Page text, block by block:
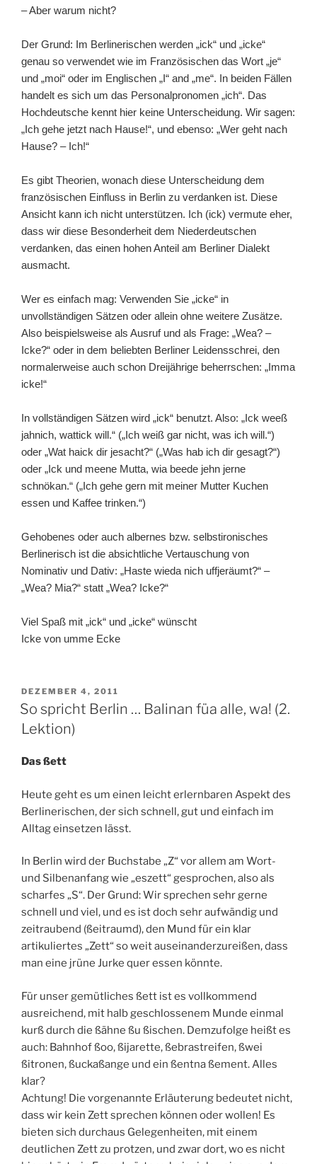
– Aber warum nicht?
Der Grund: Im Berlinerischen werden „ick“ und „icke“
genau so verwendet wie im Französischen das Wort „je“
und „moi“ oder im Englischen „I“ and „me“. In beiden Fällen
handelt es sich um das Personalpronomen „ich“. Das
Hochdeutsche kennt hier keine Unterscheidung. Wir sagen:
„Ich gehe jetzt nach Hause!“, und ebenso: „Wer geht nach
Hause? – Ich!“
Es gibt Theorien, wonach diese Unterscheidung dem
französischen Einfluss in Berlin zu verdanken ist. Diese
Ansicht kann ich nicht unterstützen. Ich (ick) vermute eher,
dass wir diese Besonderheit dem Niederdeutschen
verdanken, das einen hohen Anteil am Berliner Dialekt
ausmacht.
Wer es einfach mag: Verwenden Sie „icke“ in
unvollständigen Sätzen oder allein ohne weitere Zusätze.
Also beispielsweise als Ausruf und als Frage: „Wea? –
Icke?“ oder in dem beliebten Berliner Leidensschrei, den
normalerweise auch schon Dreijährige beherrschen: „Imma
icke!“
In vollständigen Sätzen wird „ick“ benutzt. Also: „Ick weeß
jahnich, wattick will.“ („Ich weiß gar nicht, was ich will.“)
oder „Wat haick dir jesacht?“ („Was hab ich dir gesagt?“)
oder „Ick und meene Mutta, wia beede jehn jerne
schnökan.“ („Ich gehe gern mit meiner Mutter Kuchen
essen und Kaffee trinken.“)
Gehobenes oder auch albernes bzw. selbstironisches
Berlinerisch ist die absichtliche Vertauschung von
Nominativ und Dativ: „Haste wieda nich uffjeräumt?“ –
„Wea? Mia?“ statt „Wea? Icke?“
Viel Spaß mit „ick“ und „icke“ wünscht
Icke von umme Ecke
VERÖFFENTLICHT
AM
DEZEMBER 4, 2011
So spricht Berlin … Balinan füa alle, wa! (2.
Lektion)
Das ßett
Heute geht es um einen leicht erlernbaren Aspekt des
Berlinerischen, der sich schnell, gut und einfach im
Alltag einsetzen lässt.
In Berlin wird der Buchstabe „Z“ vor allem am Wort-
und Silbenanfang wie „eszett“ gesprochen, also als
scharfes „S“. Der Grund: Wir sprechen sehr gerne
schnell und viel, und es ist doch sehr aufwändig und
zeitraubend (ßeitraumd), den Mund für ein klar
artikuliertes „Zett“ so weit auseinanderzureißen, dass
man eine jrüne Jurke quer essen könnte.
Für unser gemütliches ßett ist es vollkommend
ausreichend, mit halb geschlossenem Munde einmal
kurß durch die ßähne ßu ßischen. Demzufolge heißt es
auch: Bahnhof ßoo, ßijarette, ßebrastreifen, ßwei
ßitronen, ßuckaßange und ein ßentna ßement. Alles
klar?
Achtung! Die vorgenannte Erläuterung bedeutet nicht,
dass wir kein Zett sprechen können oder wollen! Es
bieten sich durchaus Gelegenheiten, mit einem
deutlichen Zett zu protzen, und zwar dort, wo es nicht